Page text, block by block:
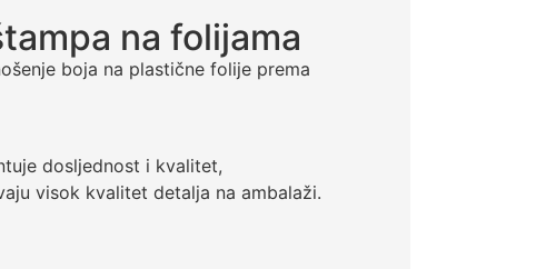
na folijama
boja na plastične folije prema
dosljednost i kvalitet,
visok kvalitet detalja na ambalaži.